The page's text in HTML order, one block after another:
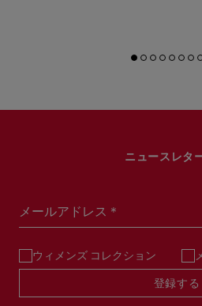
ニュースレタ
メールアドレス＊
ウィメンズ コレクション
登録する